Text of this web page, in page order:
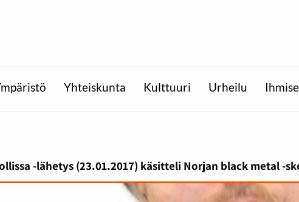
Yhteiskunta Kulttuuri Urheilu
-lähetys (23.01.2017) käsitteli Norjan black metal -